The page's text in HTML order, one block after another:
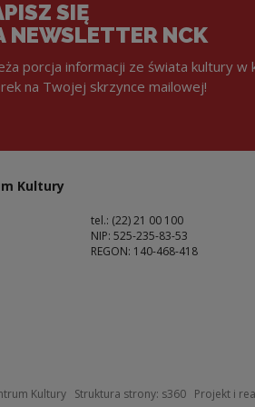
SIĘ
NEWSLETTER NCK
porcja informacji ze świata kultury w
na Twojej skrzynce mailowej!
Kultury
tel.: (22) 21 00 100
NIP: 525-235-83-53
REGON: 140-468-418
Kultury Struktura strony: s360Uwaga, link
Projekt i